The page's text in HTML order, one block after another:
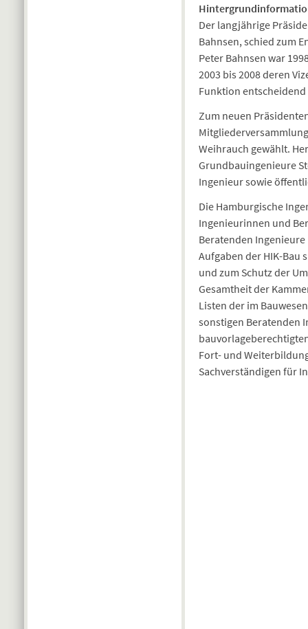
Der langjährige
Bahnsen, schied zum
Peter Bahnsen war
2003 bis 2008 deren
Funktion
Zum neuen
Weihrauch gewählt.
Grundbauingenieure
Ingenieur sowie
Die Hamburgische
Ingenieurinnen und
Beratenden
Aufgaben der HIK-Bau
und zum Schutz der
Gesamtheit der
Listen der im
sonstigen Beratenden
Fort- und
Sachverständigen für